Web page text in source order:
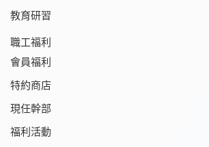
教育研習
職工福利
會員福利
特約商店
現任幹部
福利活動